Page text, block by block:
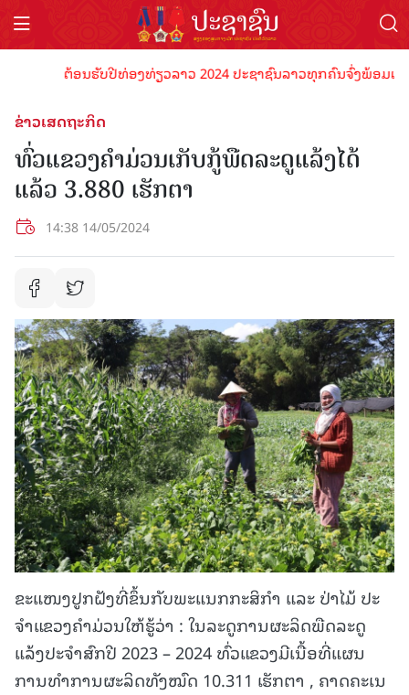
ຕ້ອນຮັບປີທ່ອງທ່ຽວລາວ 2024 ປະຊາຊົນລາວທຸກຄົນຈົ່ງພ້ອມເປັ
ຂ່າວເສດຖະກິດ
ທົ່ວແຂວງຄໍາມ່ວນເກັບກູ້ພືດລະດູແລ້ງໄດ້
ແລ້ວ 3.880 ເຮັກຕາ
14:38 14/05/2024
ຂະແໜງປູກຝັງທີ່ຂຶ້ນກັບພະແນກກະສິກໍາ ແລະ ປ່າໄມ້ ປະ
ຈໍາແຂວງຄໍາມ່ວນໃຫ້ຮູ້ວ່າ : ໃນລະດູການຜະລິດພືດລະດູ
ແລ້ງປະຈໍາສົກປີ 2023 – 2024 ທົ່ວແຂວງມີເນື້ອທີ່ແຜນ
ການທໍາການຜະລິດທັງໝົດ 10.311 ເຮັກຕາ , ຄາດຄະເນ